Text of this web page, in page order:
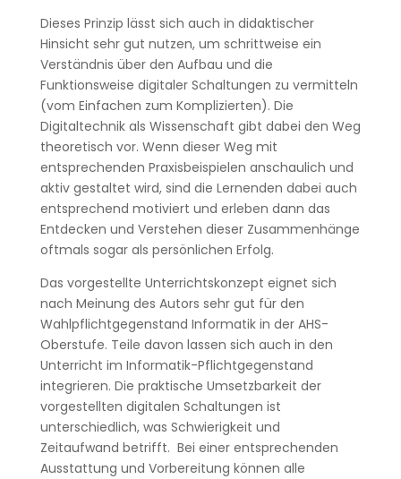
Dieses Prinzip lässt sich auch in didaktischer
Hinsicht sehr gut nutzen, um schrittweise ein
Verständnis über den Aufbau und die
Funktionsweise digitaler Schaltungen zu vermitteln
(vom Einfachen zum Komplizierten). Die
Digitaltechnik als Wissenschaft gibt dabei den Weg
theoretisch vor. Wenn dieser Weg mit
entsprechenden Praxisbeispielen anschaulich und
aktiv gestaltet wird, sind die Lernenden dabei auch
entsprechend motiviert und erleben dann das
Entdecken und Verstehen dieser Zusammenhänge
oftmals sogar als persönlichen Erfolg.
Das vorgestellte Unterrichtskonzept eignet sich
nach Meinung des Autors sehr gut für den
Wahlpflichtgegenstand Informatik in der AHS-
Oberstufe. Teile davon lassen sich auch in den
Unterricht im Informatik-Pflichtgegenstand
integrieren. Die praktische Umsetzbarkeit der
vorgestellten digitalen Schaltungen ist
unterschiedlich, was Schwierigkeit und
Zeitaufwand betrifft. Bei einer entsprechenden
Ausstattung und Vorbereitung können alle